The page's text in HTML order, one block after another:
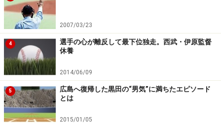
2007/03/23
4
選手の心が離反して最下位独走。西武・伊原監督
休養
2014/06/09
5
広島へ復帰した黒田の“男気”に満ちたエピソード
とは
2015/01/05